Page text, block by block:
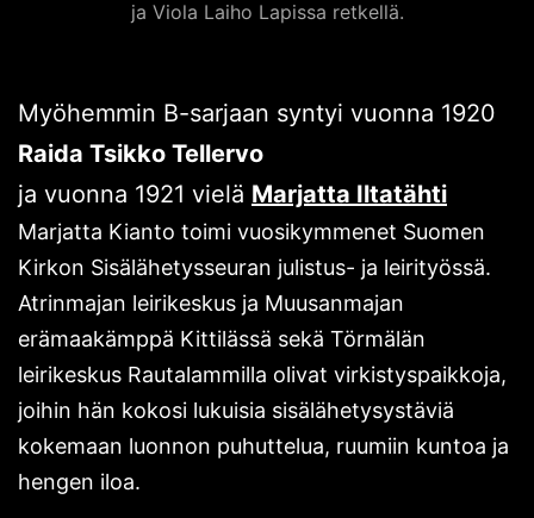
ja Viola Laiho Lapissa retkellä.
Myöhemmin B-sarjaan syntyi vuonna 1920
Raida Tsikko Tellervo
ja vuonna 1921 vielä Marjatta Iltatähti
Marjatta Kianto toimi vuosikymmenet Suomen
Kirkon Sisälähetysseuran julistus- ja leirityössä.
Atrinmajan leirikeskus ja Muusanmajan
erämaakämppä Kittilässä sekä Törmälän
leirikeskus Rautalammilla olivat virkistyspaikkoja,
joihin hän kokosi lukuisia sisälähetysystäviä
kokemaan luonnon puhuttelua, ruumiin kuntoa ja
hengen iloa.